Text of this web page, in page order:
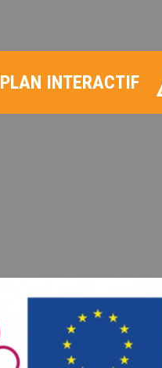
PLAN INTERACTIF